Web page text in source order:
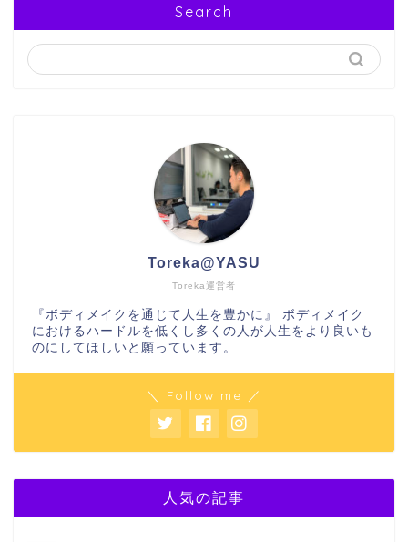
Search
Toreka運営者
Toreka@YASU
『ボディメイクを通じて人生を豊かに』 ボディメイク
におけるハードルを低くし多くの人が人生をより良いも
のにしてほしいと願っています。
＼ Follow me ／
人気の記事